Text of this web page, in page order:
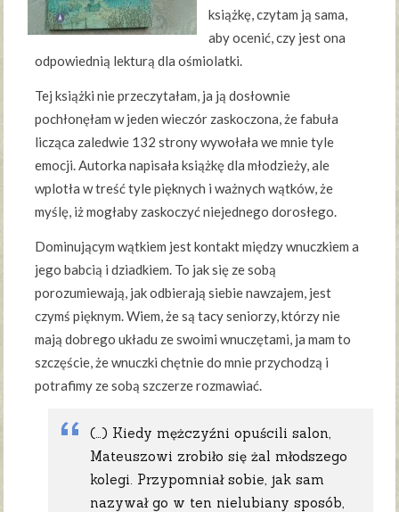
książkę, czytam ją sama,
aby ocenić, czy jest ona
odpowiednią lekturą dla ośmiolatki.
Tej książki nie przeczytałam, ja ją dosłownie
pochłonęłam w jeden wieczór zaskoczona, że fabuła
licząca zaledwie 132 strony wywołała we mnie tyle
emocji. Autorka napisała książkę dla młodzieży, ale
wplotła w treść tyle pięknych i ważnych wątków, że
myślę, iż mogłaby zaskoczyć niejednego dorosłego.
Dominującym wątkiem jest kontakt między wnuczkiem a
jego babcią i dziadkiem. To jak się ze sobą
porozumiewają, jak odbierają siebie nawzajem, jest
czymś pięknym. Wiem, że są tacy seniorzy, którzy nie
mają dobrego układu ze swoimi wnuczętami, ja mam to
szczęście, że wnuczki chętnie do mnie przychodzą i
potrafimy ze sobą szczerze rozmawiać.
(…) Kiedy mężczyźni opuścili salon,
Mateuszowi zrobiło się żal młodszego
kolegi. Przypomniał sobie, jak sam
nazywał go w ten nielubiany sposób,